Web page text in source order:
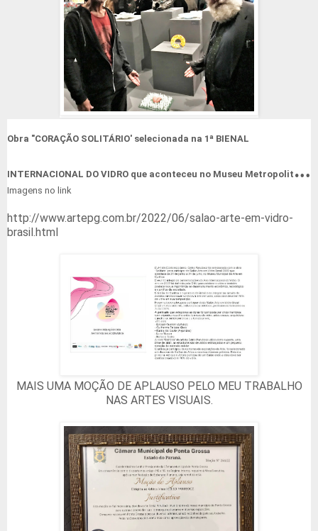
0:44
Obra "CORAÇÃO SOLITÁRIO' selecionada na 1ª BIENAL
INTERNACIONAL DO VIDRO que aconteceu no Museu Metropolitano
Imagens no link
http://www.artepg.com.br/2022/06/salao-arte-em-vidro-
brasil.html
MAIS UMA MOÇÃO DE APLAUSO PELO MEU TRABALHO
NAS ARTES VISUAIS.